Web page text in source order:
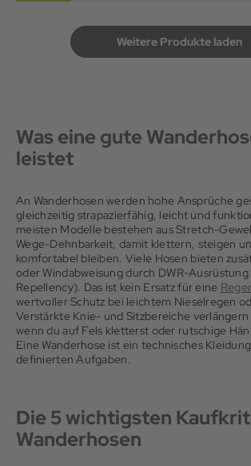
Weitere Produkte laden
Was eine gute
leistet
An Wanderhosen werden hohe Ansprüche
gleichzeitig strapazierfähig, leicht und
meisten Modelle bestehen aus Stretch-
Wege-Dehnbarkeit, damit klettern, steigen
komfortabel bleiben. Viele Hosen bieten
oder Windabweisung durch DWR-
Repellency). Das ist kein Ersatz für eine
wertvoller Schutz bei leichtem Nieselregen
Verstärkte Knie- und Sitzbereiche
wenn du auf Fels kletterst oder rutschige
Eine Wanderhose ist ein technisches
definierten Aufgaben.
Die 5 wichtigsten
Wanderhosen